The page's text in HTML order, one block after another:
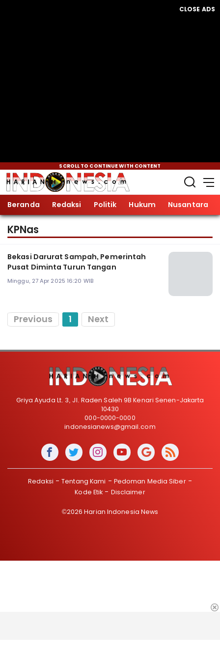
CLOSE ADS
SCROLL TO CONTINUE WITH CONTENT
Beranda Redaksi Politik Hukum Nusantara
KPNas
Bekasi Darurat Sampah, Pemerintah
Pusat Diminta Turun Tangan
Minggu, 27 Apr 2025 16:20 WIB
Previous 1 Next
Griya Ayuda Lt. 3, Jl. Raden Saleh 9B Kenari Senen-Jakarta
10430
000-0000-0000
indonesianews@gmail.com
Redaksi Tentang Kami
Pedoman Media Siber
Kode Etik
Disclaimer
©2026 Harian Indonesia News